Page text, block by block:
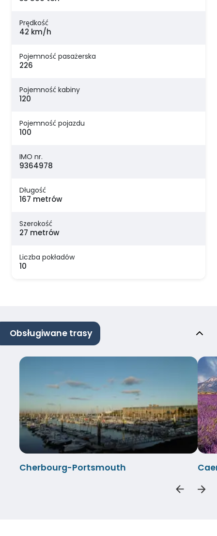
Prędkość
42 km/h
Pojemność pasażerska
226
Pojemność kabiny
120
Pojemność pojazdu
100
IMO nr.
9364978
Długość
167 metrów
Szerokość
27 metrów
Liczba pokładów
10
Obsługiwane trasy
Cherbourg-Portsmouth